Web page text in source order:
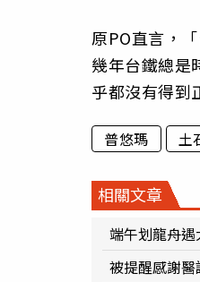
原PO直言，
幾年台鐵總是
乎都沒有得到
普悠瑪 土
相關文章
端午划龍舟
被提醒感謝